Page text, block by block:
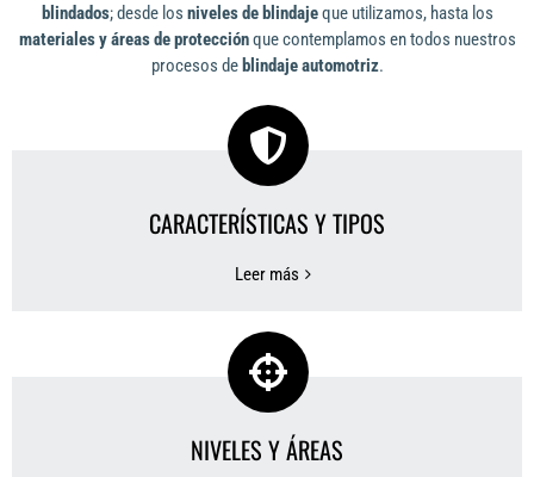
blindados; desde los niveles de blindajeque utilizamos, hasta los
materiales y áreas de protecciónque contemplamos en todos nuestros
procesos de blindaje automotriz.
CARACTERÍSTICAS Y TIPOS
Leer más
NIVELES Y ÁREAS